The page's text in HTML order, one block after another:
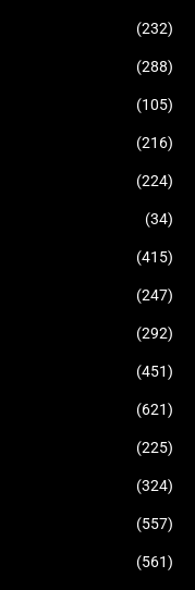
(232)
(288)
(105)
(216)
(224)
(34)
(415)
(247)
(292)
(451)
(621)
(225)
(324)
(557)
(561)